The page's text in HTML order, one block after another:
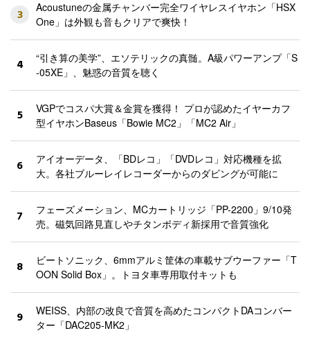
3
Acoustuneの金属チャンバー完全ワイヤレスイヤホン「HSX
One」は外観も音もクリアで爽快！
4
“引き算の美学”、エソテリックの真髄。A級パワーアンプ「S
-05XE」、魅惑の音質を聴く
5
VGPでコスパ大賞＆金賞を獲得！ プロが認めたイヤーカフ
型イヤホンBaseus「Bowie MC2」「MC2 Air」
6
アイオーデータ、「BDレコ」「DVDレコ」対応機種を拡
大。各社ブルーレイレコーダーからのダビングが可能に
7
フェーズメーション、MCカートリッジ「PP-2200」9/10発
売。磁気回路見直しやチタンボディ新採用で音質強化
8
ビートソニック、6mmアルミ筐体の車載サブウーファー「T
OON Solid Box」。トヨタ車専用取付キットも
9
WEISS、内部の改良で音質を高めたコンパクトDAコンバー
ター「DAC205-MK2」